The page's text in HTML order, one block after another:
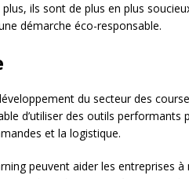
ils sont de plus en plus
démarche éco-responsable.
du secteur des
d’utiliser des outils performants
et la logistique.
peuvent aider les entreprises